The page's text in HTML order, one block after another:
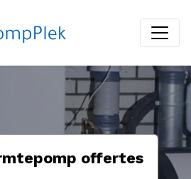
offertes